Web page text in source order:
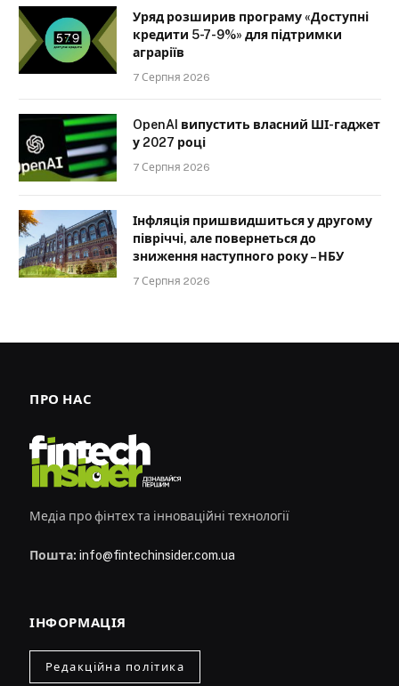
Уряд розширив програму «Доступні
кредити 5-7-9%» для підтримки
аграріїв
7 Серпня 2026
OpenAI випустить власний ШІ-гаджет
у 2027 році
7 Серпня 2026
Інфляція пришвидшиться у другому
півріччі, але повернеться до
зниження наступного року – НБУ
7 Серпня 2026
ПРО НАС
Медіа про фінтех та інноваційні технології
Пошта: info@fintechinsider.com.ua
ІНФОРМАЦІЯ
Редакційна політика